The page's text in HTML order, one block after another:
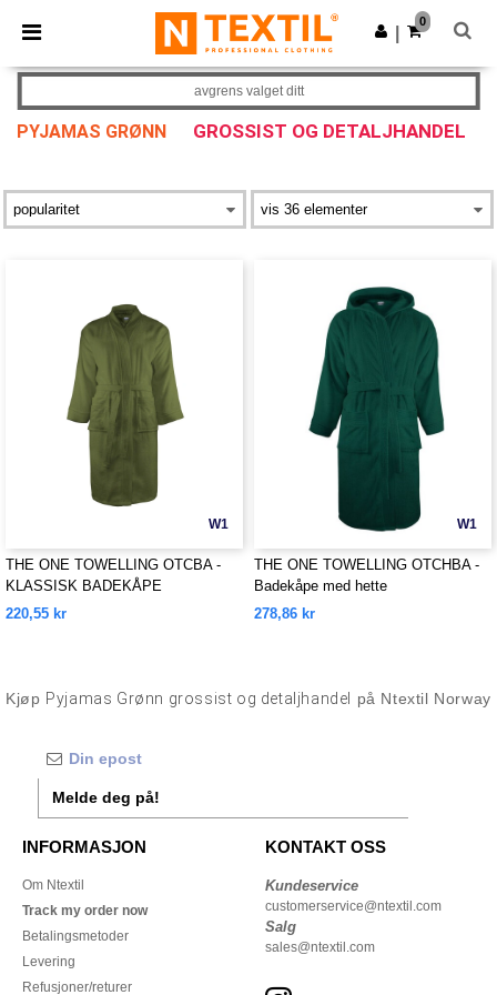
× Ntextil-app
Bedre priser i appen!
Last ned app
0
PYJAMAS GRØNN GROSSIST OG DETALJHANDEL
avgrens valget ditt
W1
THE ONE TOWELLING OTCBA -
KLASSISK BADEKÅPE
220,55 kr
W1
THE ONE TOWELLING OTCHBA -
Badekåpe med hette
278,86 kr
Kjøp Pyjamas Grønn grossist og detaljhandel på Ntextil Norway
Melde deg på!
INFORMASJON
Om Ntextil
Track my order now
Betalingsmetoder
Levering
Refusjoner/returer
KONTAKT OSS
Kundeservice
customerservice@ntextil.com
Salg
sales@ntextil.com